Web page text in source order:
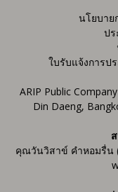
นโยบาย
ปร
ใบรับแจ้งการป
ARIP Public
Din Daeng,
คุณวันวิสาข์ คำหอมรื่น